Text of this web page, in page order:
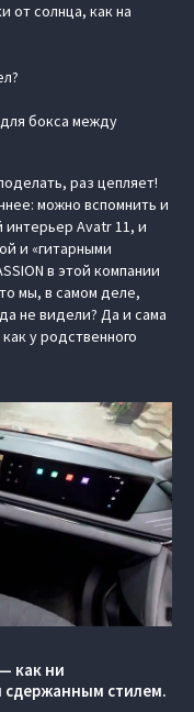
от солнца, как на
бокса между
раз цепляет!
можно вспомнить и
интерьер Avatr 11, и
и «гитарными
в этой компании
мы, в самом деле,
не видели? Да и сама
у родственного
как ни
сдержанным стилем.